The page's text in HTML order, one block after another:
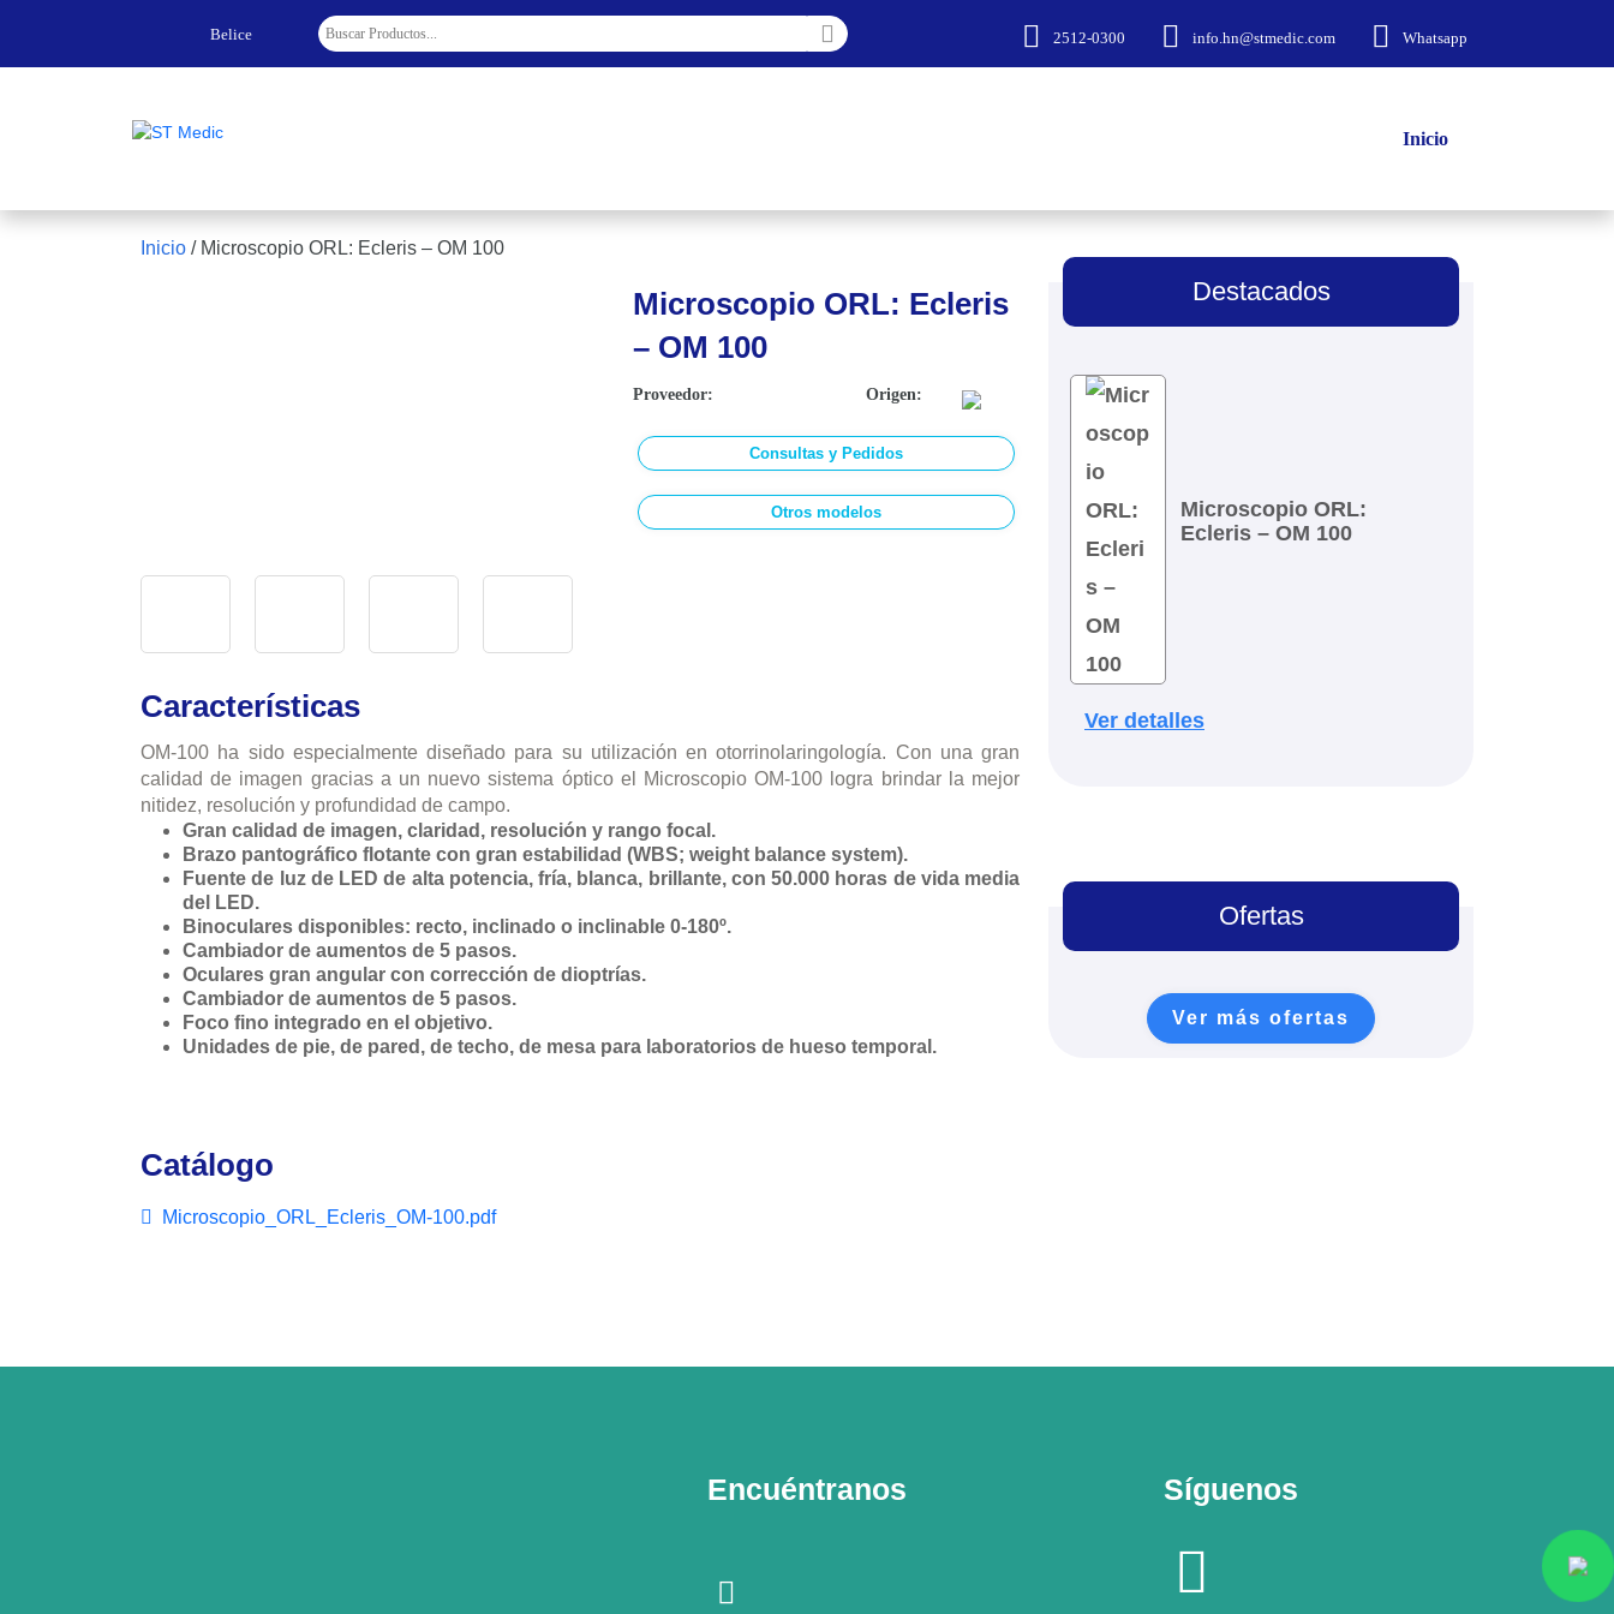
Belice 2512-0300 info.hn@stmedic.com Whatsapp
Inicio
Inicio / Microscopio ORL: Ecleris – OM 100
Microscopio ORL: Ecleris
– OM 100
Proveedor: Origen:
Consultas y Pedidos
Otros modelos
Características
OM-100 ha sido especialmente diseñado para su utilización en otorrinolaringología. Con una gran
calidad de imagen gracias a un nuevo sistema óptico el Microscopio OM-100 logra brindar la mejor
nitidez, resolución y profundidad de campo.
Gran calidad de imagen, claridad, resolución y rango focal.
Brazo pantográfico flotante con gran estabilidad (WBS; weight balance system).
Fuente de luz de LED de alta potencia, fría, blanca, brillante, con 50.000 horas de vida media
del LED.
Binoculares disponibles: recto, inclinado o inclinable 0-180º.
Cambiador de aumentos de 5 pasos.
Oculares gran angular con corrección de dioptrías.
Cambiador de aumentos de 5 pasos.
Foco fino integrado en el objetivo.
Unidades de pie, de pared, de techo, de mesa para laboratorios de hueso temporal.
Catálogo
Microscopio_ORL_Ecleris_OM-100.pdf
Destacados
Microscopio ORL:
Ecleris – OM 100
Ver detalles
Ofertas
Ver más ofertas
Encuéntranos Síguenos